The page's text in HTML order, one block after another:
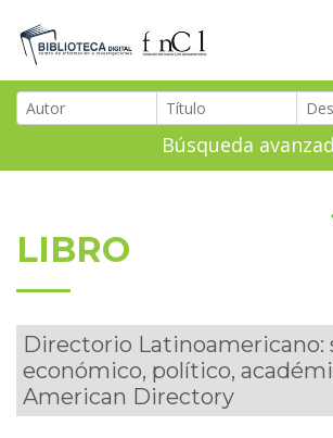
Búsqueda
LIBRO
Directorio Latinoamericano:
económico, político,
American Directory